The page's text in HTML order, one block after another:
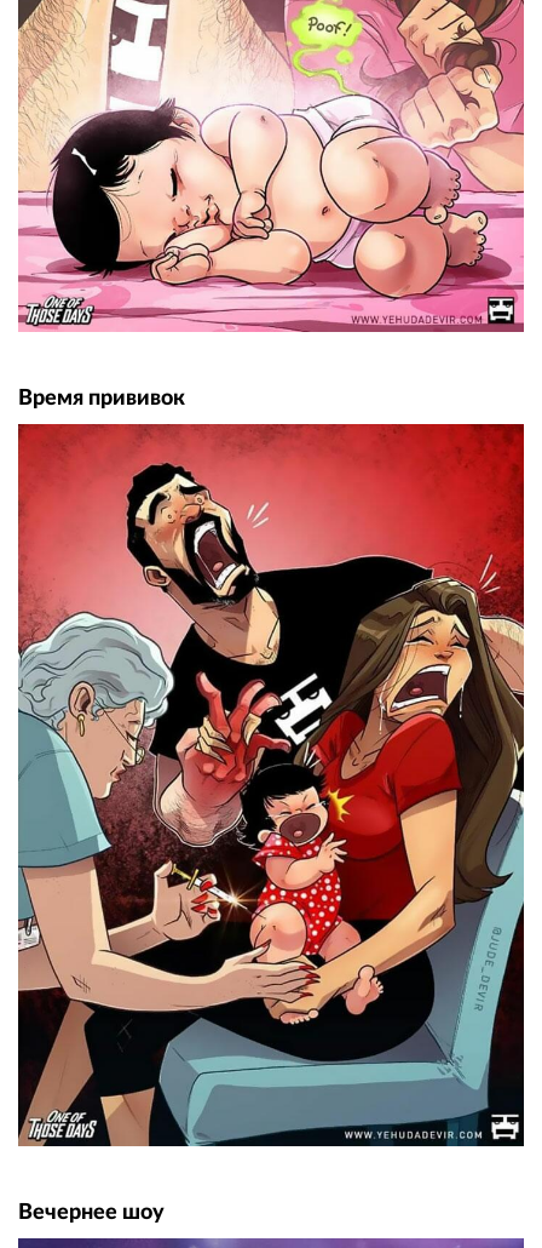
Время прививок
Вечернее шоу